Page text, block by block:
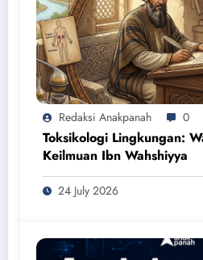
Redaksi Anakpanah 0
Toksikologi Lingkungan:
Keilmuan Ibn Wahshiyya
24 July 2026